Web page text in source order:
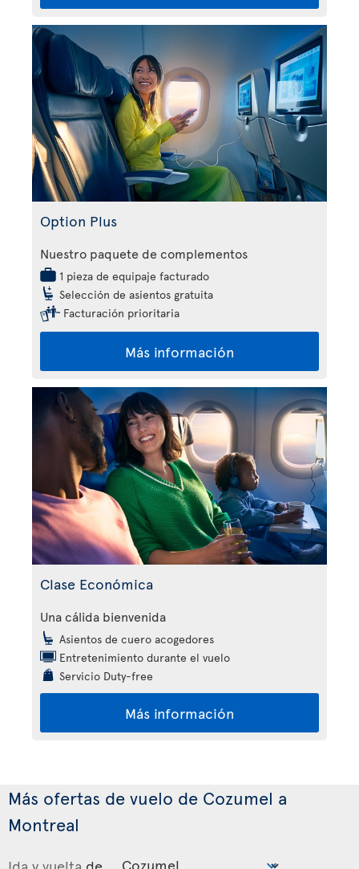
Option Plus
Nuestro paquete de complementos
1 pieza de equipaje facturado
Selección de asientos gratuita
Facturación prioritaria
Más información
Clase Económica
Una cálida bienvenida
Asientos de cuero acogedores
Entretenimiento durante el vuelo
Servicio Duty-free
Más información
Más ofertas de vuelo de Cozumel a
Montreal